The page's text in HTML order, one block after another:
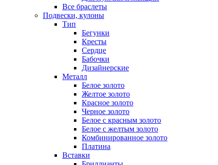
Все браслеты
Подвески, кулоны
Тип
Бегунки
Кресты
Сердце
Бабочки
Дизайнерские
Металл
Белое золото
Желтое золото
Красное золото
Черное золото
Белое с красным золото
Белое с желтым золото
Комбинированное золото
Платина
Вставки